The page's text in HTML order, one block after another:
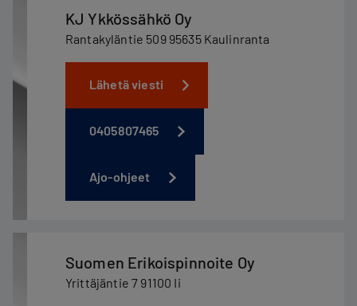
KJ Ykkössähkö Oy
Rantakyläntie 509 95635 Kaulinranta
Lähetä viesti
0405807465
Ajo-ohjeet
Suomen Erikoispinnoite Oy
Yrittäjäntie 7 91100 Ii